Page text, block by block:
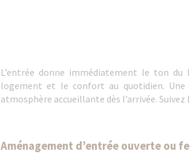
L’entrée donne immédiatement le ton du
logement et le confort au quotidien. Une
atmosphère accueillante dès l’arrivée. Suivez
Aménagement d’entrée ouverte ou